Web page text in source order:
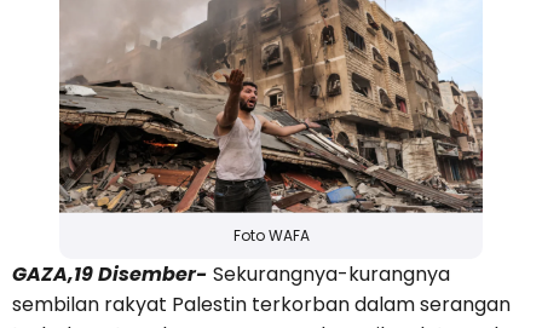
Foto WAFA
GAZA,19 Disember- Sekurangnya-kurangnya
sembilan rakyat Palestin terkorban dalam serangan